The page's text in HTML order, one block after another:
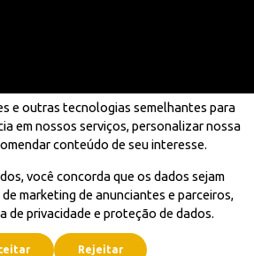
e outras tecnologias semelhantes para
em nossos serviços, personalizar nossa
conteúdo de seu interesse.
você concorda que os dados sejam
marketing de anunciantes e parceiros,
de privacidade e proteção de dados.
Rejeitar